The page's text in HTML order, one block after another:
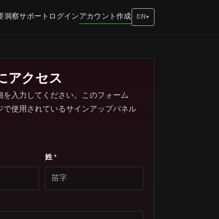
洞察サポート ログイン アカウント作成 EN▾
アクセス
を入力してください。このフォーム
で使用されているサインアップパネル
姓 *